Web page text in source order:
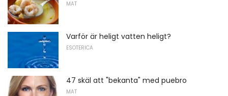
MAT
Varför är heligt vatten heligt?
ESOTERICA
47 skäl att "bekanta" med puebro
MAT